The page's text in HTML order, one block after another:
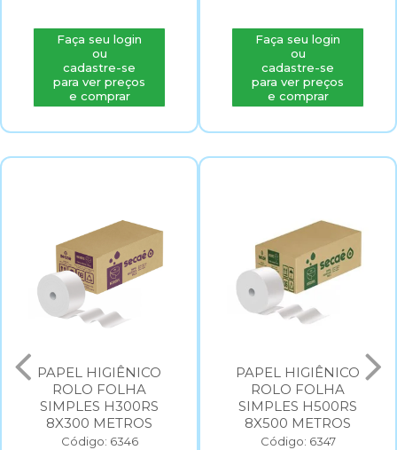
Faça seu login
ou
cadastre-se
para ver preços
e comprar
Faça seu login
ou
cadastre-se
para ver preços
e comprar
PAPEL HIGIÊNICO
ROLO FOLHA
SIMPLES H300RS
8X300 METROS
Código: 6346
PAPEL HIGIÊNICO
ROLO FOLHA
SIMPLES H500RS
8X500 METROS
Código: 6347